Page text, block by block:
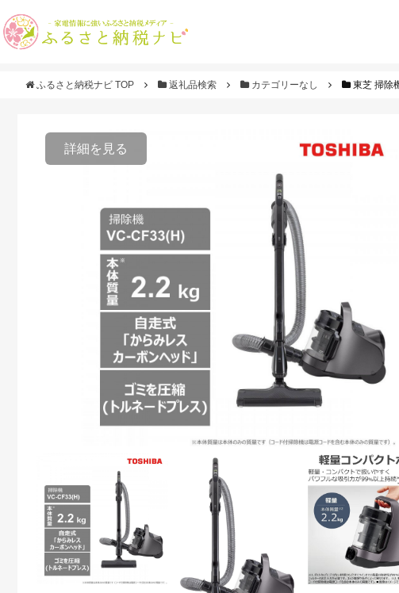
ふるさと納税ナビ TOP 返礼品検索 カテゴリーなし 東芝 掃除
詳細を見る